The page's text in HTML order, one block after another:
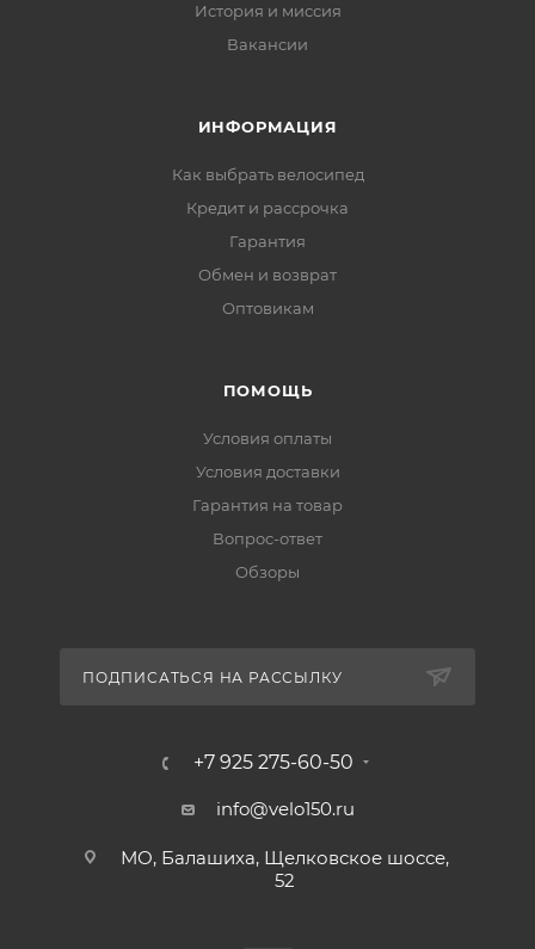
История и миссия
Вакансии
ИНФОРМАЦИЯ
Как выбрать велосипед
Кредит и рассрочка
Гарантия
Обмен и возврат
Оптовикам
ПОМОЩЬ
Условия оплаты
Условия доставки
Гарантия на товар
Вопрос-ответ
Обзоры
ПОДПИСАТЬСЯ НА РАССЫЛКУ
+7 925 275-60-50
info@velo150.ru
МО, Балашиха, Щелковское шоссе,
52